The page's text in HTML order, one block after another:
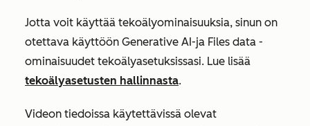
Jotta voit käyttää tekoälyominaisuuksia, sinun on
otettava käyttöön Generative AI-ja Files data -
ominaisuudet tekoälyasetuksissasi. Lue lisää
tekoälyasetusten hallinnasta.
Videon tiedoissa käytettävissä olevat